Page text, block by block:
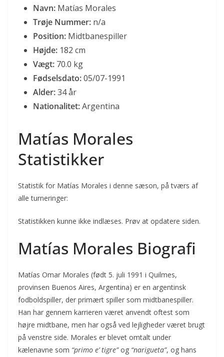
Navn: Matías Morales
Trøje Nummer: n/a
Position: Midtbanespiller
Højde: 182 cm
Vægt: 70.0 kg
Fødselsdato:05/07-1991
Alder:34 år
Nationalitet:Argentina
Matías Morales
Statistikker
Statistik for Matías Morales i denne sæson, på tværs af
alle turneringer:
Statistikken kunne ikke indlæses. Prøv at opdatere siden.
Matías Morales Biografi
Matías Omar Morales (født 5. juli 1991 i Quilmes,
provinsen Buenos Aires, Argentina) er en argentinsk
fodboldspiller, der primært spiller som midtbanespiller.
Han har gennem karrieren været anvendt oftest som
højre midtbane, men har også ved lejligheder været brugt
på venstre side. Morales er blevet omtalt under
kælenavne som “primo e’ tigre”og “narigueta”, og hans